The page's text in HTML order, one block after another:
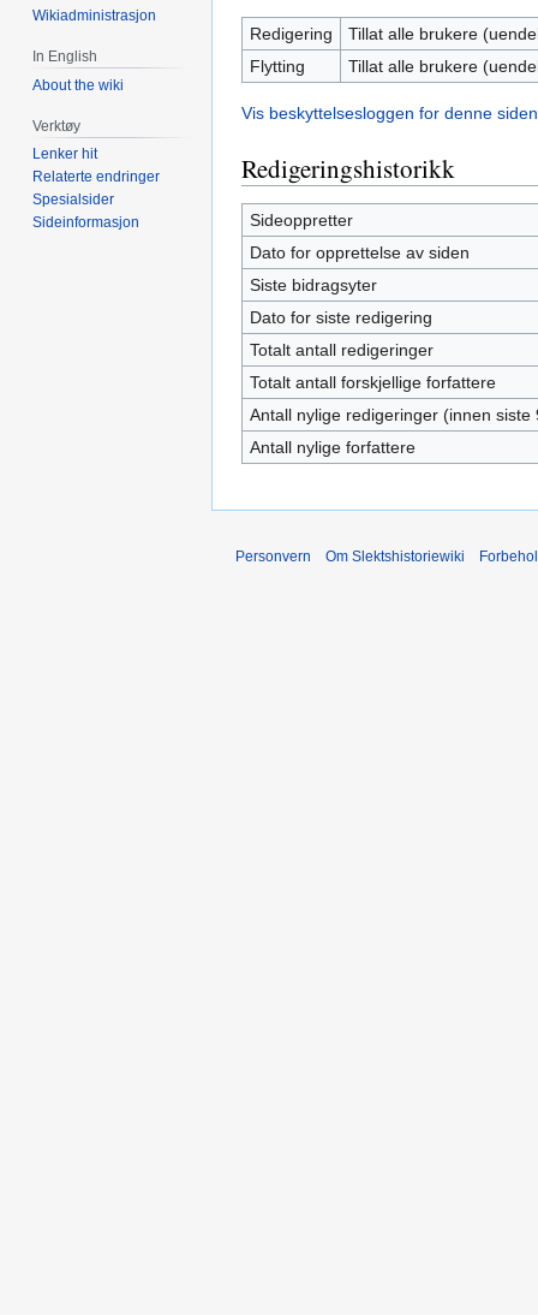
Redigering
Tillat alle brukere
Flytting
Tillat alle brukere
Vis beskyttelsesloggen for denne
Redigeringshistorikk
Sideoppretter
Dato for opprettelse av siden
Siste bidragsyter
Dato for siste redigering
Totalt antall redigeringer
Totalt antall forskjellige forfattere
Antall nylige redigeringer (innen siste
Antall nylige forfattere
Wikiadministrasjon
In English
About the wiki
Verktøy
Lenker hit
Relaterte endringer
Spesialsider
Sideinformasjon
Personvern Om Slektshistoriewiki